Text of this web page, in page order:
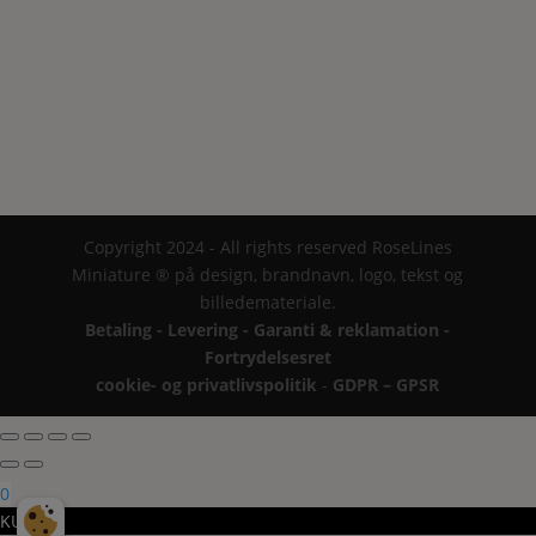
Copyright 2024 - All rights reserved RoseLines
Miniature ® på design, brandnavn, logo, tekst og
billedemateriale.
Betaling - Levering - Garanti & reklamation -
Fortrydelsesret
cookie- og privatlivspolitik - GDPR – GPSR
0
KURV